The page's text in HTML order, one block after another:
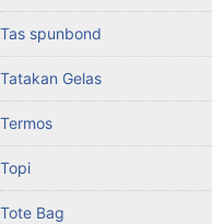
Tas spunbond
Tatakan Gelas
Termos
Topi
Tote Bag